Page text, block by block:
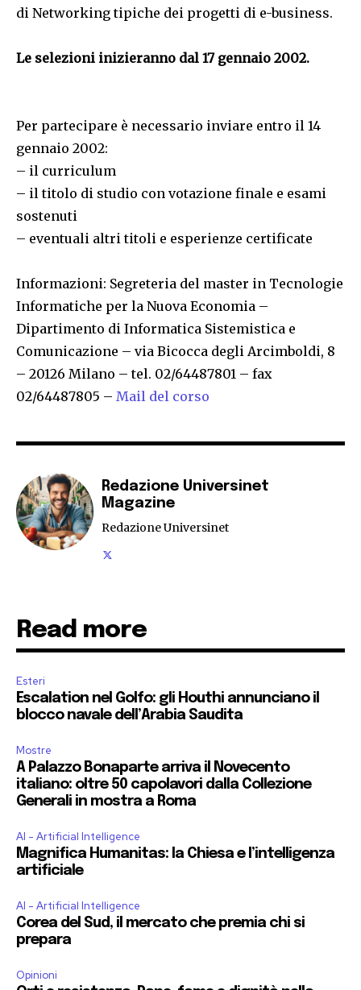
di Networking tipiche dei progetti di e-business.
Le selezioni inizieranno dal 17 gennaio 2002.
Per partecipare è necessario inviare entro il 14
gennaio 2002:
– il curriculum
– il titolo di studio con votazione finale e esami
sostenuti
– eventuali altri titoli e esperienze certificate
Informazioni: Segreteria del master in Tecnologie
Informatiche per la Nuova Economia –
Dipartimento di Informatica Sistemistica e
Comunicazione – via Bicocca degli Arcimboldi, 8
– 20126 Milano – tel. 02/64487801 – fax
02/64487805 – Mail del corso
Redazione Universinet
Magazine
Redazione Universinet
Read more
Esteri
Escalation nel Golfo: gli Houthi annunciano il
blocco navale dell’Arabia Saudita
Mostre
A Palazzo Bonaparte arriva il Novecento
italiano: oltre 50 capolavori dalla Collezione
Generali in mostra a Roma
AI - Artificial Intelligence
Magnifica Humanitas: la Chiesa e l’intelligenza
artificiale
AI - Artificial Intelligence
Corea del Sud, il mercato che premia chi si
prepara
Opinioni